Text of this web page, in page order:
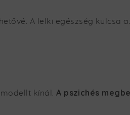
A lelki egészség kulcsa
modellt kínál.A pszichés